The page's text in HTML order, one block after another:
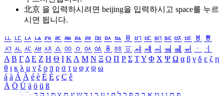
北京 을 입력하시려면 beijing을 입력하시고 space를 누르
시면 됩니다.
ㅥ ㅦ ㅧ ㅨ ㅩ ㅪ ㅫ ㅬ ㅭ ㅮ ㅯ ㅰ ㅱ ㅲ ㅳ ㅴ ㅵ ㅶ ㅷ ㅸ
ㅹ
ㅺ ㅻ ㅼ ㅽ ㅾ ㅿ ㆀ ㆁ ㆂ ㆃ ㆄ ㆅ ㆆ ㆇ ㆈ ㆉ ㆊ ㆋ ㆌ ㆍ
ㆎ
Α Β ΓΔ Ε Ζ Η Θ Ι ΚΛ Μ Ν Ξ Ο Π Ρ Σ ΤΥ Φ Χ Ψ Ω α β γ δ ε ζ η
θ ι κ λ μ ν ξ ο π ρ σ τ υ φ χ ψ ω
á à Á À é è É È ç Ç ê
Ä Ö Ü ä ö ü ß